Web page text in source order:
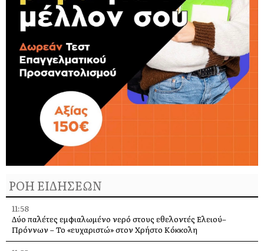
ΡΟΗ ΕΙΔΗΣΕΩΝ
11:58
Δύο παλέτες εμφιαλωμένο νερό στους εθελοντές Ελειού–
Πρόννων – Το «ευχαριστώ» στον Χρήστο Κόκκολη